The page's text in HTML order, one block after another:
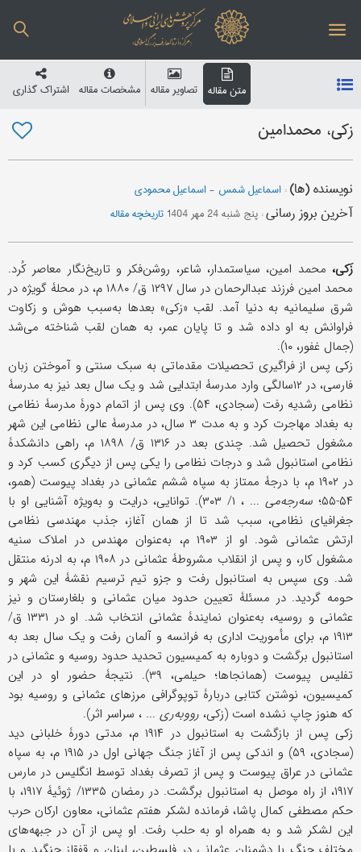
متن مقاله تصاویر مقاله مشخصات مقاله اشتراک گذاری
زکی، محمدامین
نویسنده (ها): اسماعیل شمس -اسماعیل محمودی
آخرین بروز رسانی: پنج شنبه 24 مهر 1404 تاریخچه مقاله
زَکی، محمد امین، سیاستمدار، شاعر، روشن‌فکر و تاریخ‌نگار معاصر کُرد.
محمد امین فرزند عبدالرحمان در سال ۱۲۹۷ ق/ ۱۸۸۰ م، در محلۀ گویژه در
شرق سلیمانیه به دنیا آمد. لقب «زکی» بعدها به‌سبب هوش و زکاوت
فراوانش به او داده شد و تا پایان عمر، به همان لقب شناخته می‌شد
(جمال غفور، ۱۰).
زکی پس از فراگیری تحصیلات مقدماتی به سبک سنتی و آموختن زبان
فارسی، در ۱۲سالگی وارد مدرسۀ ابتدایی شد و یک سال بعد نیز به مدرسۀ
نظامی رشدیه رفت (سجادی، ۵۴). وی پس از اتمام دورۀ مدرسۀ نظامی
به بغداد مهاجرت کرد و به مدت ۳ سال، در مدرسۀ عالی نظامی این شهر
مشغول تحصیل شد. چندی بعد در ۱۳۱۶ ق/ ۱۸۹۸ م، راهی دانشکدۀ
نظامی استانبول شد و درجات نظامی را یکی پس از دیگری کسب کرد و
در ۱۹۰۲ م، با درجۀ ممتاز به سپاه ششم عثمانی در بغداد پیوست (همو،
۵۴-۵۵؛
سه‌رجه‌می
... ، ۱/ ۳۰۳). توانایی، درایت و به‌ویژه آشنایی او با
جغرافیای نظامی، سبب شد تا از همان آغاز، جذب مهندسی نظامی
ارتش عثمانی شود. او از ۱۹۰۳ م، به‌عنوان مهندس در املاک سنیه
مشغول کار، و پس از انقلاب مشروطۀ عثمانی در ۱۹۰۸ م، به ادرنه منتقل
شد. وی سپس به استانبول رفت و جزو تیم ترسیم نقشۀ این شهر و
حومه گردید. در مسئلۀ تعیین حدود میان عثمانی و بلغارستان و نیز
عثمانی و روسیه، به‌عنوان نمایندۀ عثمانی انتخاب شد. او در ۱۳۳۱ ق/
۱۹۱۳ م، برای مأموریت اداری به فرانسه و آلمان رفت و یک سال بعد به
استانبول برگشت و دوباره به کمیسیون تحدید حدود روسیه و عثمانی در
تفلیس پیوست (همانجاها؛ حیلمی، ۳۹). نتیجۀ حضور او در این
کمیسیون، نوشتن کتابی دربارۀ توپوگرافی مرزهای عثمانی و روسیه بود
که هنوز چاپ نشده است (زکی، رووبه‌ری ... ، سراسر اثر).
زکی پس از بازگشت به استانبول در ۱۹۱۴ م، مدتی دورۀ خلبانی دید
(سجادی، ۵۹) و اندکی پس از آغاز جنگ جهانی اول در ۱۹۱۵ م، به سپاه
عثمانی در عراق پیوست و پس از تصرف بغداد توسط انگلیس در مارس
۱۹۱۷، از راه موصل به استانبول برگشت. در رمضان ۱۳۳۵/ ژوئیۀ ۱۹۱۷، با
حکم مصطفى کمال پاشا، فرمانده لشکر هفتم عثمانی، معاون ارکان حرب
این لشکر شد و به همراه او به حلب رفت. او پس از آن در جبهه‌های